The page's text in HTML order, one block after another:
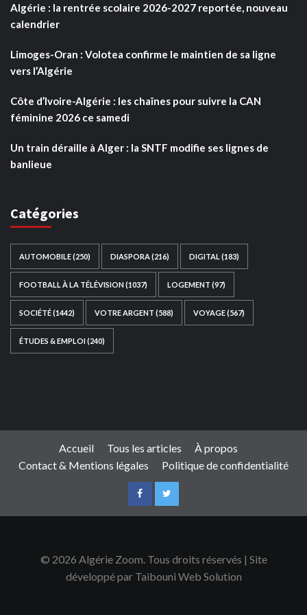
Algérie : la rentrée scolaire 2026-2027 reportée, nouveau
calendrier
Limoges-Oran : Volotea confirme le maintien de sa ligne
vers l’Algérie
Côte d’Ivoire-Algérie : les chaînes pour suivre la CAN
féminine 2026 ce samedi
Un train déraille à Alger : la SNTF modifie ses lignes de
banlieue
Catégories
AUTOMOBILE(250) DIASPORA (216) DIGITAL (183)
FOOTBALL À LA TÉLÉVISION(1037) LOGEMENT (97)
SOCIÉTÉ(1442) VOTRE ARGENT (588) VOYAGE(567)
ÉTUDES & EMPLOI(240)
Accueil Tous les articles
À propos
Contact & Mentions légales
Politique de confidentialité
© 2026 Algérie Zoom. Tous droits réservés | Site
développé par Taibouni Web Solution